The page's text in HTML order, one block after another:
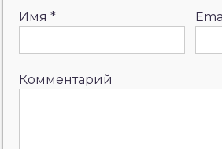
Имя *
Комментарий